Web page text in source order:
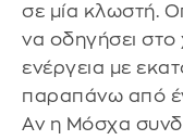
σε μία κλωστή.
να οδηγήσει στο
ενέργεια με
παραπάνω από
Αν η Μόσχα